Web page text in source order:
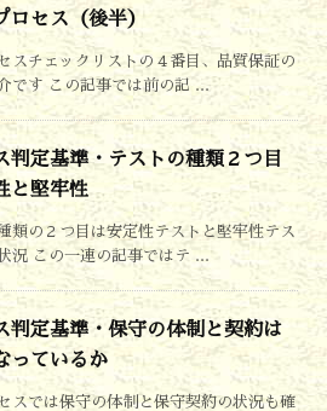
ロセス（後半）
スチェックリストの４番目、品質保証の
です この記事では前の記 ...
判定基準・テストの種類２つ目
と堅牢性
類の２つ目は安定性テストと堅牢性テス
況 この一連の記事ではテ ...
判定基準・保守の体制と契約は
っているか
スでは保守の体制と保守契約の状況も確